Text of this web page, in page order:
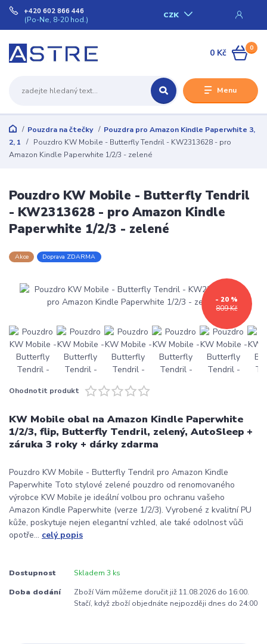
Menu
CZK
+420 602 866 446
(Po-Ne, 8-20 hod.)
0
0 Kč
Pouzdra na čtečky
Pouzdra pro Amazon Kindle Paperwhite 3,
2, 1
Pouzdro KW Mobile - Butterfly Tendril - KW2313628 - pro
Amazon Kindle Paperwhite 1/2/3 - zelené
Pouzdro KW Mobile - Butterfly Tendril
- KW2313628 - pro Amazon Kindle
Paperwhite 1/2/3 - zelené
Akce Doprava ZDARMA
809 Kč
- 20 %
Ohodnotit produkt
KW Mobile obal na Amazon Kindle Paperwhite
1/2/3, flip, Butterfly Tendril, zelený, AutoSleep +
záruka 3 roky + dárky zdarma
Pouzdro KW Mobile - Butterfly Tendril pro Amazon Kindle
Paperwhite Toto stylové zelené pouzdro od renomovaného
výrobce KW Mobile je ideální volbou pro ochranu vašeho
Amazon Kindle Paperwhite (verze 1/2/3). Vyrobené z kvalitní PU
kůže, poskytuje nejen elegantní vzhled, ale také odolnost vůči
opotře... celý popis
Dostupnost Skladem 3 ks
Doba dodání
Zboží Vám můžeme doručit již 11.08.2026 do 16:00.
Stačí, když zboží objednáte nejpozději dnes do 24:00